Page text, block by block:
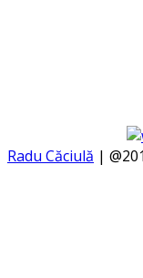
Radu Căciulă |